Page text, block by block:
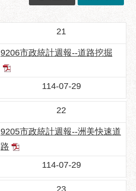
21
9206市政統計週報--道路挖掘
114-07-29
22
9205市政統計週報--洲美快速道
路
114-07-29